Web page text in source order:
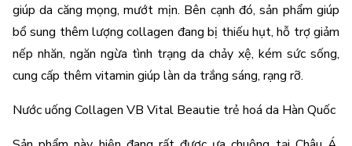
giúp da căng mọng, mướt mịn. Bên cạnh đó, sản phẩm giúp
bổ sung thêm lượng collagen đang bị thiếu hụt, hỗ trợ giảm
nếp nhăn, ngăn ngừa tình trạng da chảy xệ, kém sức sống,
cung cấp thêm vitamin giúp làn da trắng sáng, rạng rỡ.
Nước uống Collagen VB Vital Beautie trẻ hoá da Hàn Quốc